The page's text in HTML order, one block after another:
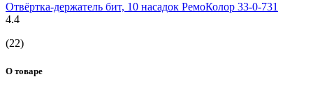
Отвёртка-держатель бит, 10 насадок РемоКолор 33-0-731
4.4
(22)
О товаре